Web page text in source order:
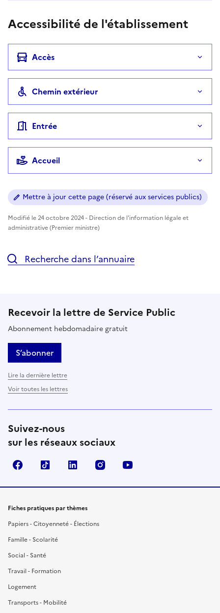
Accessibilité de l'établissement
Accès
Chemin extérieur
Entrée
Accueil
Mettre à jour cette page (réservé aux services publics)
Modifié le 24 octobre 2024 - Direction de l'information légale et
administrative (Premier ministre)
Recherche dans l’annuaire
Recevoir la lettre de Service Public
Abonnement hebdomadaire gratuit
S’abonner
Lire la dernière lettre
Voir toutes les lettres
Suivez-nous
sur les réseaux sociaux
FacebookTikTok LinkedIn Instagram
Fiches pratiques par thèmes
Papiers - Citoyenneté - Élections
Famille - Scolarité
Social - Santé
Travail - Formation
Logement
Transports - Mobilité